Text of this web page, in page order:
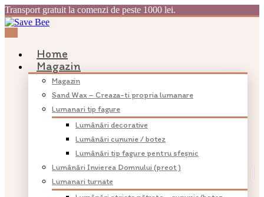
Transport gratuit la comenzi de peste 1000 lei.
Home
Magazin
Magazin
Sand Wax – Creaza-ti propria lumanare
Lumanari tip fagure
Lumânări decorative
Lumânări cununie / botez
Lumânări tip fagure pentru sfeșnic
Lumânări Invierea Domnului (preot )
Lumanari turnate